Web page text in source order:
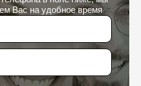
Вас на удобное время